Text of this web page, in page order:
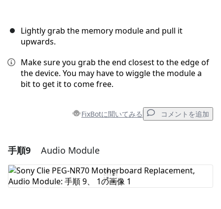
Lightly grab the memory module and pull it
upwards.
Make sure you grab the end closest to the edge of
the device. You may have to wiggle the module a
bit to get it to come free.
FixBotに聞いてみる コメントを追加
コメントを追加
コメントを追加
手順9 Audio Module